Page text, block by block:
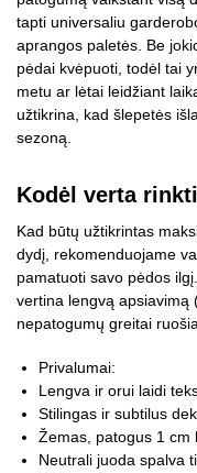
tapti universaliu
aprangos paletės. Be
pėdai kvėpuoti, todėl tai
metu ar lėtai leidžiant
užtikrina, kad šlepetės
sezoną.
Kodėl verta
Kad būtų užtikrintas
dydį, rekomenduojame
pamatuoti savo pėdos
vertina lengvą apsiavimą
nepatogumų greitai
Privalumai:
Lengva ir orui laidi
Stilingas ir subtilus
Žemas, patogus 1 cm
Neutrali juoda spalva